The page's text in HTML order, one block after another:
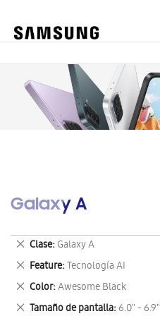
Galaxy A
Clase Galaxy A
Eliminar
este
artículo
Feature Tecnología AI
Eliminar
este
artículo
Color Awesome Black
Eliminar
este
Tamaño de pantalla 6.0" - 6.9"
Eliminar